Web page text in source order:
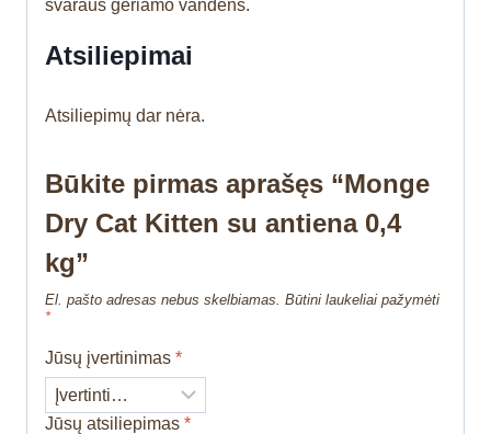
švaraus geriamo vandens.
Atsiliepimai
Atsiliepimų dar nėra.
Būkite pirmas aprašęs “Monge
Dry Cat Kitten su antiena 0,4
kg”
El. pašto adresas nebus skelbiamas. Būtini laukeliai pažymėti
*
Jūsų įvertinimas *
Jūsų atsiliepimas *